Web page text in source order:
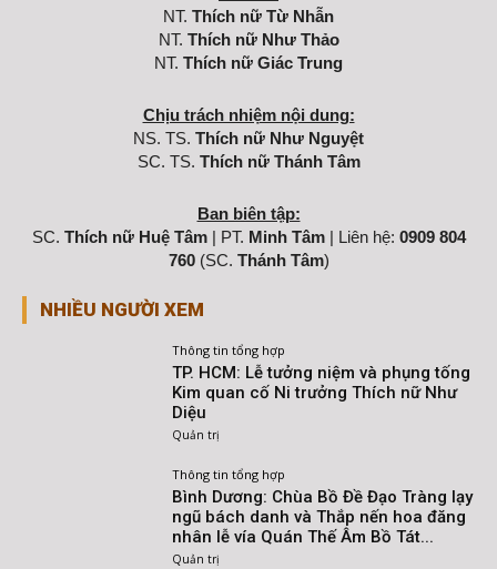
NT. Thích nữ Từ Nhẫn
NT. Thích nữ Như Thảo
NT. Thích nữ Giác Trung
Chịu trách nhiệm nội dung:
NS. TS. Thích nữ Như Nguyệt
SC. TS. Thích nữ Thánh Tâm
Ban biên tập:
SC. Thích nữ Huệ Tâm| PT. Minh Tâm| Liên hệ: 0909 804
760(SC. Thánh Tâm)
NHIỀU NGƯỜI XEM
Thông tin tổng hợp
TP. HCM: Lễ tưởng niệm và phụng tống
Kim quan cố Ni trưởng Thích nữ Như
Diệu
Quản trị
Thông tin tổng hợp
Bình Dương: Chùa Bồ Đề Đạo Tràng lạy
ngũ bách danh và Thắp nến hoa đăng
nhân lễ vía Quán Thế Âm Bồ Tát...
Quản trị